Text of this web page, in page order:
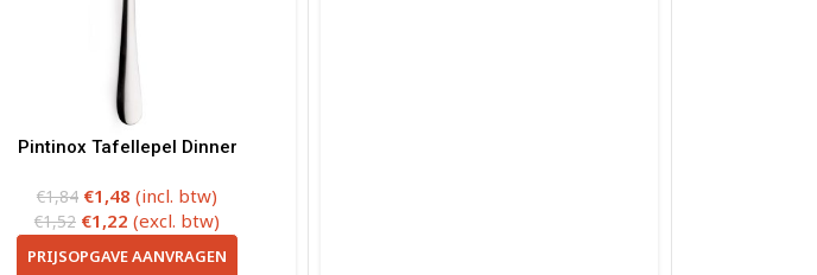
Pintinox Tafellepel Dinner
€1,84 €1,48 (incl. btw)
€1,52 €1,22 (excl. btw)
PRIJSOPGAVE AANVRAGEN